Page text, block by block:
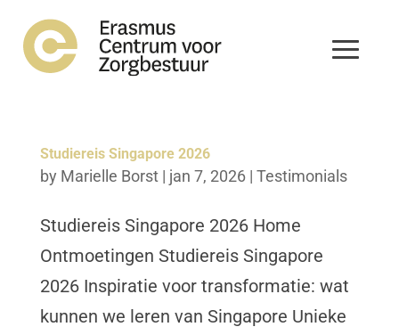
Studiereis Singapore 2026
by Marielle Borst| jan 7, 2026| Testimonials
Studiereis Singapore 2026 Home
Ontmoetingen Studiereis Singapore
2026 Inspiratie voor transformatie: wat
kunnen we leren van Singapore Unieke